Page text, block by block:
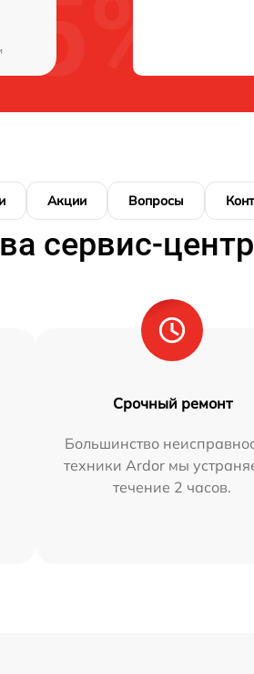
Акции Вопросы
сервис-
Срочный ремонт
Большинство
техники Ardor мы
течение 2 часов.